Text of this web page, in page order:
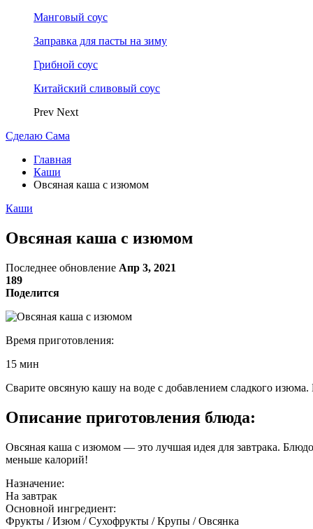
Манговый соус
Заправка для пасты на зиму
Грибной соус
Китайский сливовый соус
Prev Next
Сделаю Сама
Главная
Каши
Овсяная каша с изюмом
Каши
Овсяная каша с изюмом
Последнее обновление Апр 3, 2021
189
Поделится
Время приготовления:
15 мин
Сварите овсяную кашу на воде с добавлением сладкого
Описание приготовления блюда:
Овсяная каша с изюмом — это лучшая идея для завтрака.
меньше калорий!
Назначение:
На завтрак
Основной ингредиент:
Фрукты / Изюм / Сухофрукты / Крупы / Овсянка